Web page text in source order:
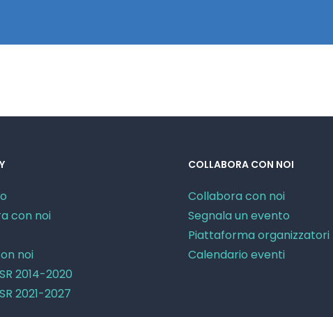
con noi
noi
2014-2020
2021-2027
COLLABORA CON NOI
Collabora con noi
Segnala un evento
Piattaforma organizzatori
Calendario eventi